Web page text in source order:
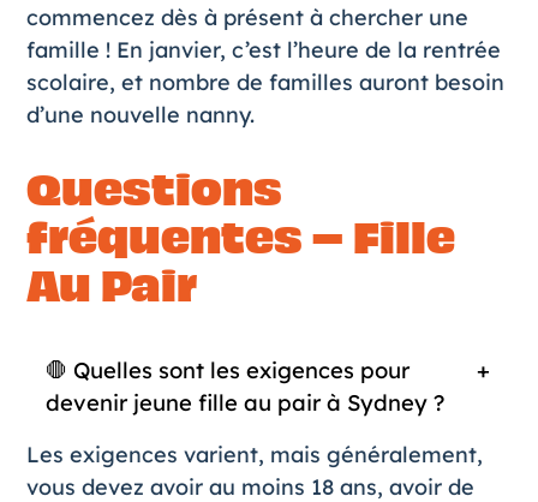
commencez dès à présent à chercher une
famille ! En janvier, c’est l’heure de la rentrée
scolaire, et nombre de familles auront besoin
d’une nouvelle nanny.
Questions
fréquentes – Fille
Au Pair
🛑 Quelles sont les exigences pour
devenir jeune fille au pair à Sydney ?
Les exigences varient, mais généralement,
vous devez avoir au moins 18 ans, avoir de